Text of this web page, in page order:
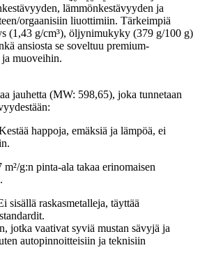
lämmönkestävyyden ja
orgaanisiin liuottimiin. Tärkeimpiä
(1,43 g/cm³), öljynimukyky (379 g/100 g)
ansiosta se soveltuu premium-
muoveihin.
jauhetta (MW: 598,65), joka tunnetaan
happoja, emäksiä ja lämpöä, ei
g:n pinta-ala takaa erinomaisen
sisällä raskasmetalleja, täyttää
jotka vaativat syviä mustan sävyjä ja
autopinnoitteisiin ja teknisiin